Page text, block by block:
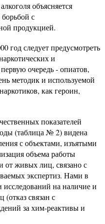
объясняется
с
продукцией.
год следует предусмотреть
и
очередь - опиатов,
методик и используемой
как героин,
показателей
(таблица № 2) видена
с объектами, изъятыми
объема работы
от живых лиц, связано с
экспертиз. Нами в
исследований на наличие и
(отказ связан с
за хим-реактивы и